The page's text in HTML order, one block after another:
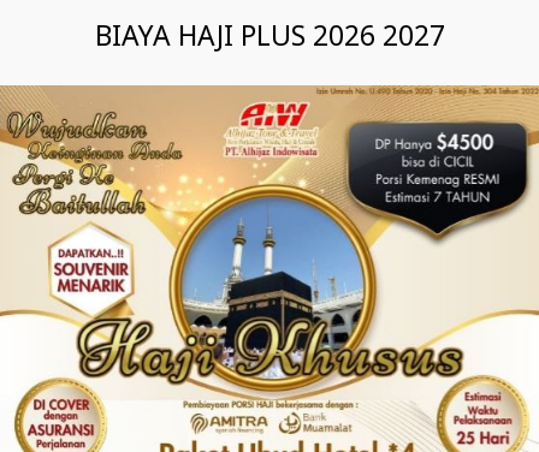
BIAYA HAJI PLUS 2026 2027